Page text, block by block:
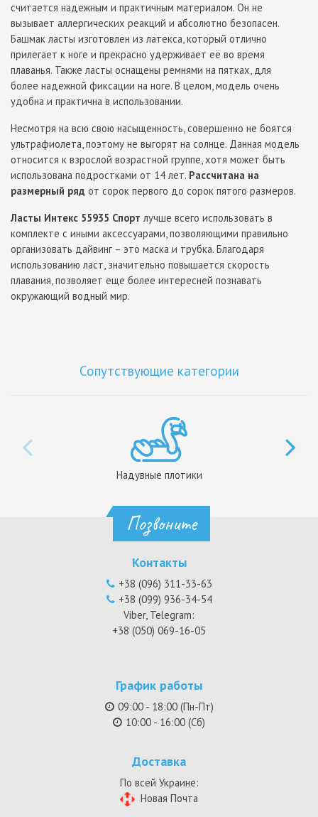
считается надежным и практичным материалом. Он не
вызывает аллергических реакций и абсолютно безопасен.
Башмак ласты изготовлен из латекса, который отлично
прилегает к ноге и прекрасно удерживает её во время
плаванья. Также ласты оснащены ремнями на пятках, для
более надежной фиксации на ноге. В целом, модель очень
удобна и практична в использовании.
Несмотря на всю свою насыщенность, совершенно не боятся
ультрафиолета, поэтому не выгорят на солнце. Данная модель
относится к взрослой возрастной группе, хотя может быть
использована подростками от 14 лет. Рассчитана на
размерный ряд от сорок первого до сорок пятого размеров.
Ласты Интекс 55935 Спорт лучше всего использовать в
комплекте с иными аксессуарами, позволяющими правильно
организовать дайвинг – это маска и трубка. Благодаря
использованию ласт, значительно повышается скорость
плавания, позволяет еще более интересней познавать
окружающий водный мир.
Сопутствующие категории
Надувные плотики
Позвоните
Контакты
+38 (096) 311-33-63
+38 (099) 936-34-54
Viber, Telegram:
+38 (050) 069-16-05
График работы
09:00 - 18:00 (Пн-Пт)
10:00 - 16:00 (Сб)
Доставка
По всей Украине:
Новая Почта